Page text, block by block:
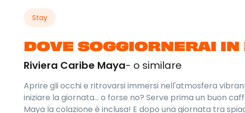
Stay
DOVE SOGGIORNERAI
Riviera Caribe Maya- o similare
Aprire gli occhi e ritrovarsi immersi nell'atmosfera
iniziare la giornata… o forse no? Serve prima un buon
Maya la colazione è inclusa! E dopo una giornata tra